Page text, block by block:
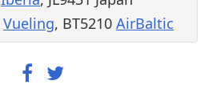
Vueling, BT5210 AirBaltic